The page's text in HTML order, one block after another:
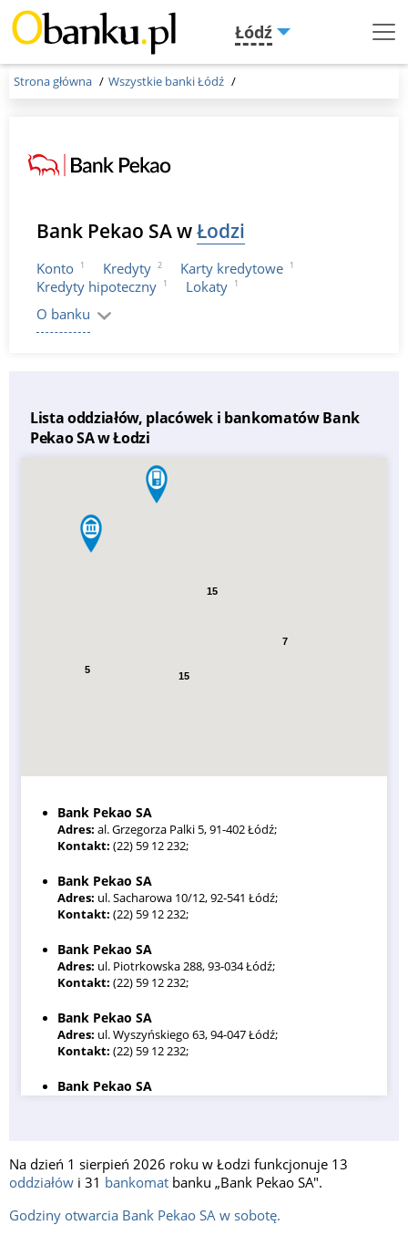
Łódź
Menu
Strona główna Wszystkie banki Łódź
Bank Pekao SA wŁodzi
Konto 1 Kredyty 2 Karty kredytowe 1
Kredyty hipoteczny 1 Lokaty 1
O banku
Lista oddziałów, placówek i bankomatów Bank
Pekao SA w Łodzi
Bank Pekao SA
Adres: al. Grzegorza Palki 5, 91-402 Łódź;
Kontakt: (22) 59 12 232;
Bank Pekao SA
Adres: ul. Sacharowa 10/12, 92-541 Łódź;
Kontakt: (22) 59 12 232;
Bank Pekao SA
Adres: ul. Piotrkowska 288, 93-034 Łódź;
Kontakt: (22) 59 12 232;
Bank Pekao SA
Adres: ul. Wyszyńskiego 63, 94-047 Łódź;
Kontakt: (22) 59 12 232;
Bank Pekao SA
Adres:ul. Aleja T. Kościuszki 63, 90-514 Łódź;
Kontakt:(22) 59 12 232;
Bank Pekao SA
15
7
15
5
Na dzień 1 sierpień 2026 roku w Łodzi funkcjonuje 13
oddziałów i 31 bankomat banku „Bank Pekao SA".
Godziny otwarcia Bank Pekao SA w sobotę.